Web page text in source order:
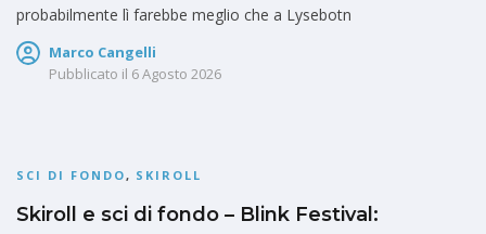
probabilmente lì farebbe meglio che a Lysebotn
Marco Cangelli
Pubblicato il 6 Agosto 2026
SCI DI FONDO, SKIROLL
Skiroll e sci di fondo – Blink Festival: